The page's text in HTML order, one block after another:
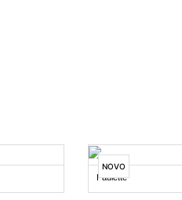
NOVO
Paulette